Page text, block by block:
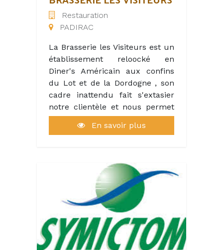
naturelles. Le SYDED du Lot
compte 250 agents, répartis sur
les différents sites du
Restauration
PADIRAC
La Brasserie les Visiteurs est un
établissement reloocké en
Diner's Américain aux confins
du Lot et de la Dordogne , son
cadre inattendu fait s'extasier
notre clientèle et nous permet
de travailler dans un cadre fun.
Néanmoins ,La Restauration est
Gouffre de Padirac nous
accueillons une clientèle
familiale et bonne enfant le
rythme s intensifie en été et
nous nécessitons donc un
apport de personnel
supplémentaire pour juillet
En savoir plus